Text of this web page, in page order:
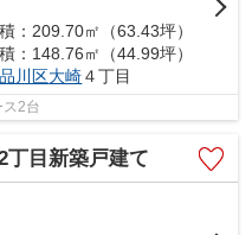
：209.70㎡（63.43坪）
：148.76㎡（44.99坪）
品川区大崎４丁目
2台
丁目新築戸建て